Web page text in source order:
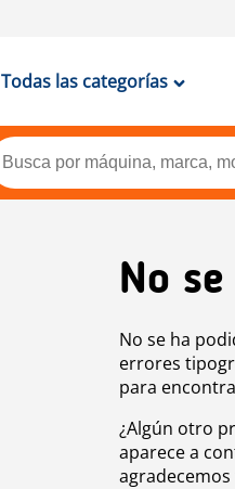
Todas las categorías
No
No se ha
errores
para
¿Algún otro
aparece a